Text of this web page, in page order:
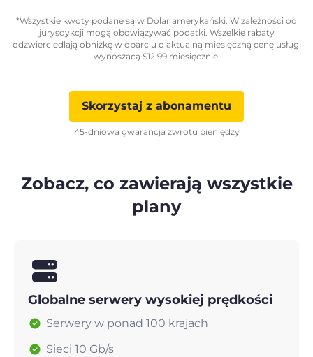
*Wszystkie kwoty podane są w Dolar amerykański. W zależności od
jurysdykcji mogą obowiązywać podatki. Wszelkie rabaty
odzwierciedlają obniżkę w oparciu o aktualną miesięczną cenę usługi
wynoszącą $12.99miesięcznie.
Skorzystaj z abonamentu
45-dniowa gwarancja zwrotu pieniędzy
Zobacz, co zawierają wszystkie
plany
Globalne serwery wysokiej prędkości
Serwery w ponad 100 krajach
Sieci 10 Gb/s